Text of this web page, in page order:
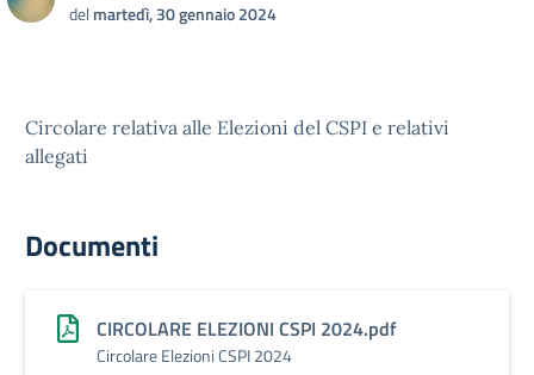
delmartedì, 30 gennaio 2024
Circolare relativa alle Elezioni del CSPI e relativi
allegati
Documenti
CIRCOLARE ELEZIONI CSPI 2024.pdf
Circolare Elezioni CSPI 2024